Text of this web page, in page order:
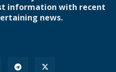
information with recent
news.